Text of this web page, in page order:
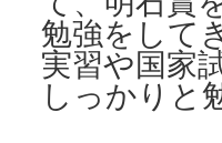
勉強をして
実習や国家
しっかりと